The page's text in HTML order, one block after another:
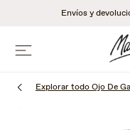
principal
Envíos y
Menú
Explorar todo Ojo De